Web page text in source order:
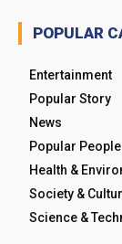
POPULAR
Entertainment
Popular Story
News
Popular People
Health &
Society &
Science &